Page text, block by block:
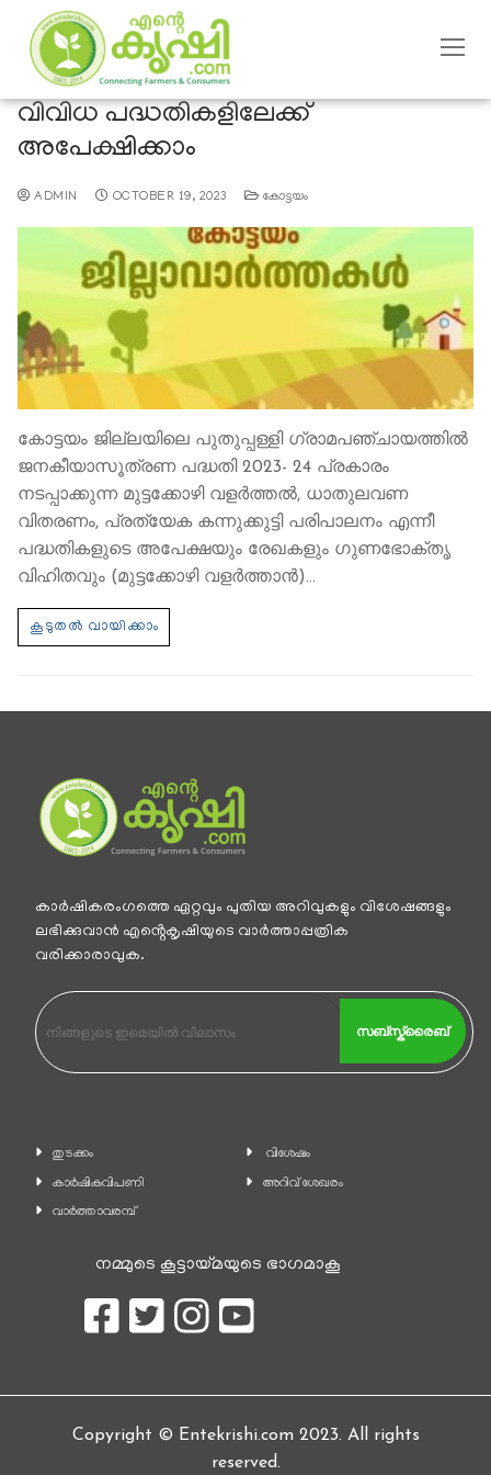
വിവിധ പദ്ധതികളിലേക്ക്
അപേക്ഷിക്കാം
ADMIN OCTOBER 19, 2023 കോട്ടയം
കോട്ടയം ജില്ലയിലെ പുതുപ്പള്ളി ഗ്രാമപഞ്ചായത്തില്‍
ജനകീയാസൂത്രണ പദ്ധതി 2023- 24 പ്രകാരം
നടപ്പാക്കുന്ന മുട്ടക്കോഴി വളര്‍ത്തല്‍, ധാതുലവണ
വിതരണം, പ്രത്യേക കന്നുക്കുട്ടി പരിപാലനം എന്നീ
പദ്ധതികളുടെ അപേക്ഷയും രേഖകളും ഗുണഭോക്തൃ
വിഹിതവും (മുട്ടക്കോഴി വളര്‍ത്താന്‍)…
കാര്‍ഷികരംഗത്തെ ഏറ്റവും പുതിയ അറിവുകളും വിശേഷങ്ങളും
ലഭിക്കുവാന്‍ എൻ്റെകൃഷിയുടെ വാര്‍ത്താപ്പത്രിക
വരിക്കാരാവുക.
സബ്സ്ക്രൈബ്
തുടക്കം
കാ‍ർഷികവിപണി
വാര്‍ത്താവരമ്പ്
വിശേഷം
അറിവ് ശേഖരം
നമ്മുടെ കൂട്ടായ്മയുടെ ഭാഗമാകൂ
Copyright © Entekrishi.com 2023. All rights
reserved.